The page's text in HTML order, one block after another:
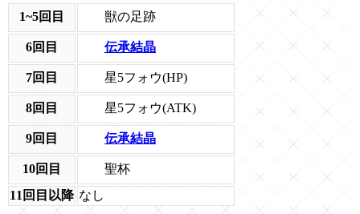
1~5回目 獣の足跡
6回目 伝承結晶
7回目 星5フォウ(HP)
8回目 星5フォウ(ATK)
9回目 伝承結晶
10回目
聖杯
11回目以降 なし